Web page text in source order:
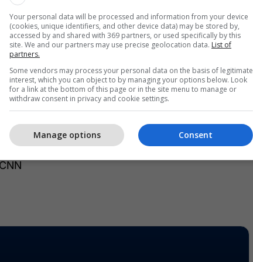
që marrin para nga jashtë, kanë më pak të
se sa pjesa tjetër.
t’iu referohemi shifrave të INSTAT, atëherë do të
nga remitancat shkojnë për të plotësuar nevojat
apo luks”, deklaron Dhamo.
nga jashtë ndikim ka pasur edhe
në SEPA, Zonën Unike të Pagesave në euro.
komisioneve ka ndikuar në formalizimin e
Your personal data will be processed and information from your device
(cookies, unique identifiers, and other device data) may be stored by,
accessed by and shared with 369 partners, or used specifically by this
site. We and our partners may use precise geolocation data. List of
partners.
Some vendors may process your personal data on the basis of legitimate
interest, which you can object to by managing your options below. Look
for a link at the bottom of this page or in the site menu to manage or
withdraw consent in privacy and cookie settings.
Consent
Manage options